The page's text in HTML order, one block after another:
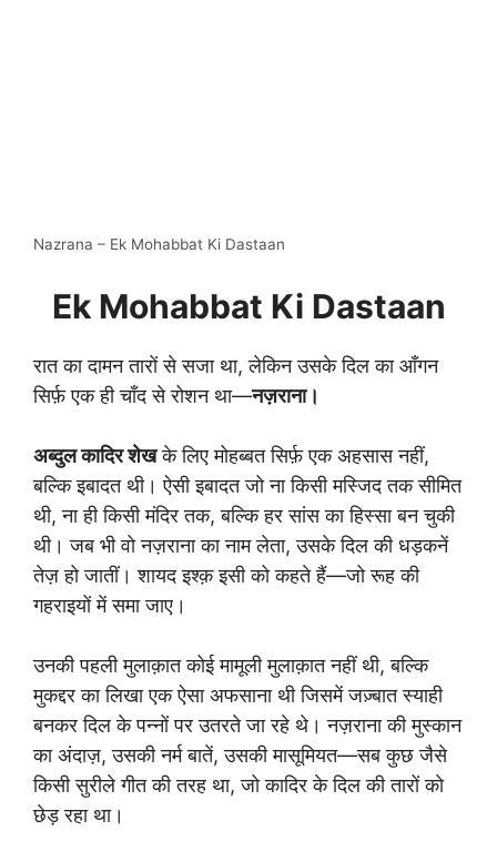
Nazrana – Ek Mohabbat Ki Dastaan
Ek Mohabbat Ki Dastaan
रात का दामन तारों से सजा था, लेकिन उसके दिल का आँगन
सिर्फ़ एक ही चाँद से रोशन था—नज़राना।
अब्दुल कादिर शेखके लिए मोहब्बत सिर्फ़ एक अहसास नहीं,
बल्कि इबादत थी। ऐसी इबादत जो ना किसी मस्जिद तक सीमित
थी, ना ही किसी मंदिर तक, बल्कि हर सांस का हिस्सा बन चुकी
थी। जब भी वो नज़राना का नाम लेता, उसके दिल की धड़कनें
तेज़ हो जातीं। शायद इश्क़ इसी को कहते हैं—जो रूह की
गहराइयों में समा जाए।
उनकी पहली मुलाक़ात कोई मामूली मुलाक़ात नहीं थी, बल्कि
मुकद्दर का लिखा एक ऐसा अफसाना थी जिसमें जज़्बात स्याही
बनकर दिल के पन्नों पर उतरते जा रहे थे। नज़राना की मुस्कान
का अंदाज़, उसकी नर्म बातें, उसकी मासूमियत—सब कुछ जैसे
किसी सुरीले गीत की तरह था, जो कादिर के दिल की तारों को
छेड़ रहा था।